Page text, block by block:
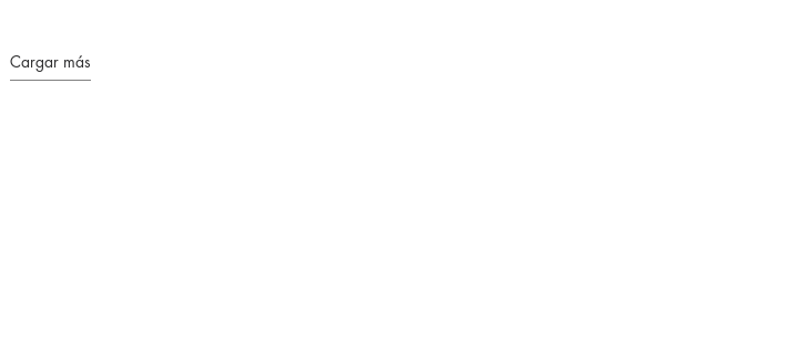
Cargar más